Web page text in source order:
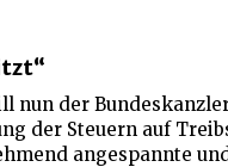
nun der
der Steuern auf
angespannte